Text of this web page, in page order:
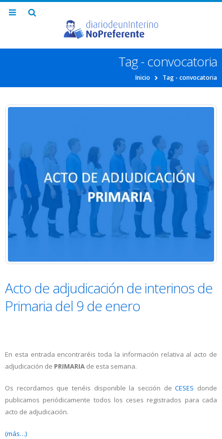
Tag - convocatoria
Inicio Tag - convocatoria
Acto de adjudicación de interinos de
Primaria del 9 de enero
En esta entrada encontraréis toda la información relativa al acto de
adjudicación de PRIMARIA de esta semana.
Os recordamos que tenéis disponible la sección deCESES donde
publicamos periódicamente todos los ceses registrados para cada
acto de adjudicación.
(más…)